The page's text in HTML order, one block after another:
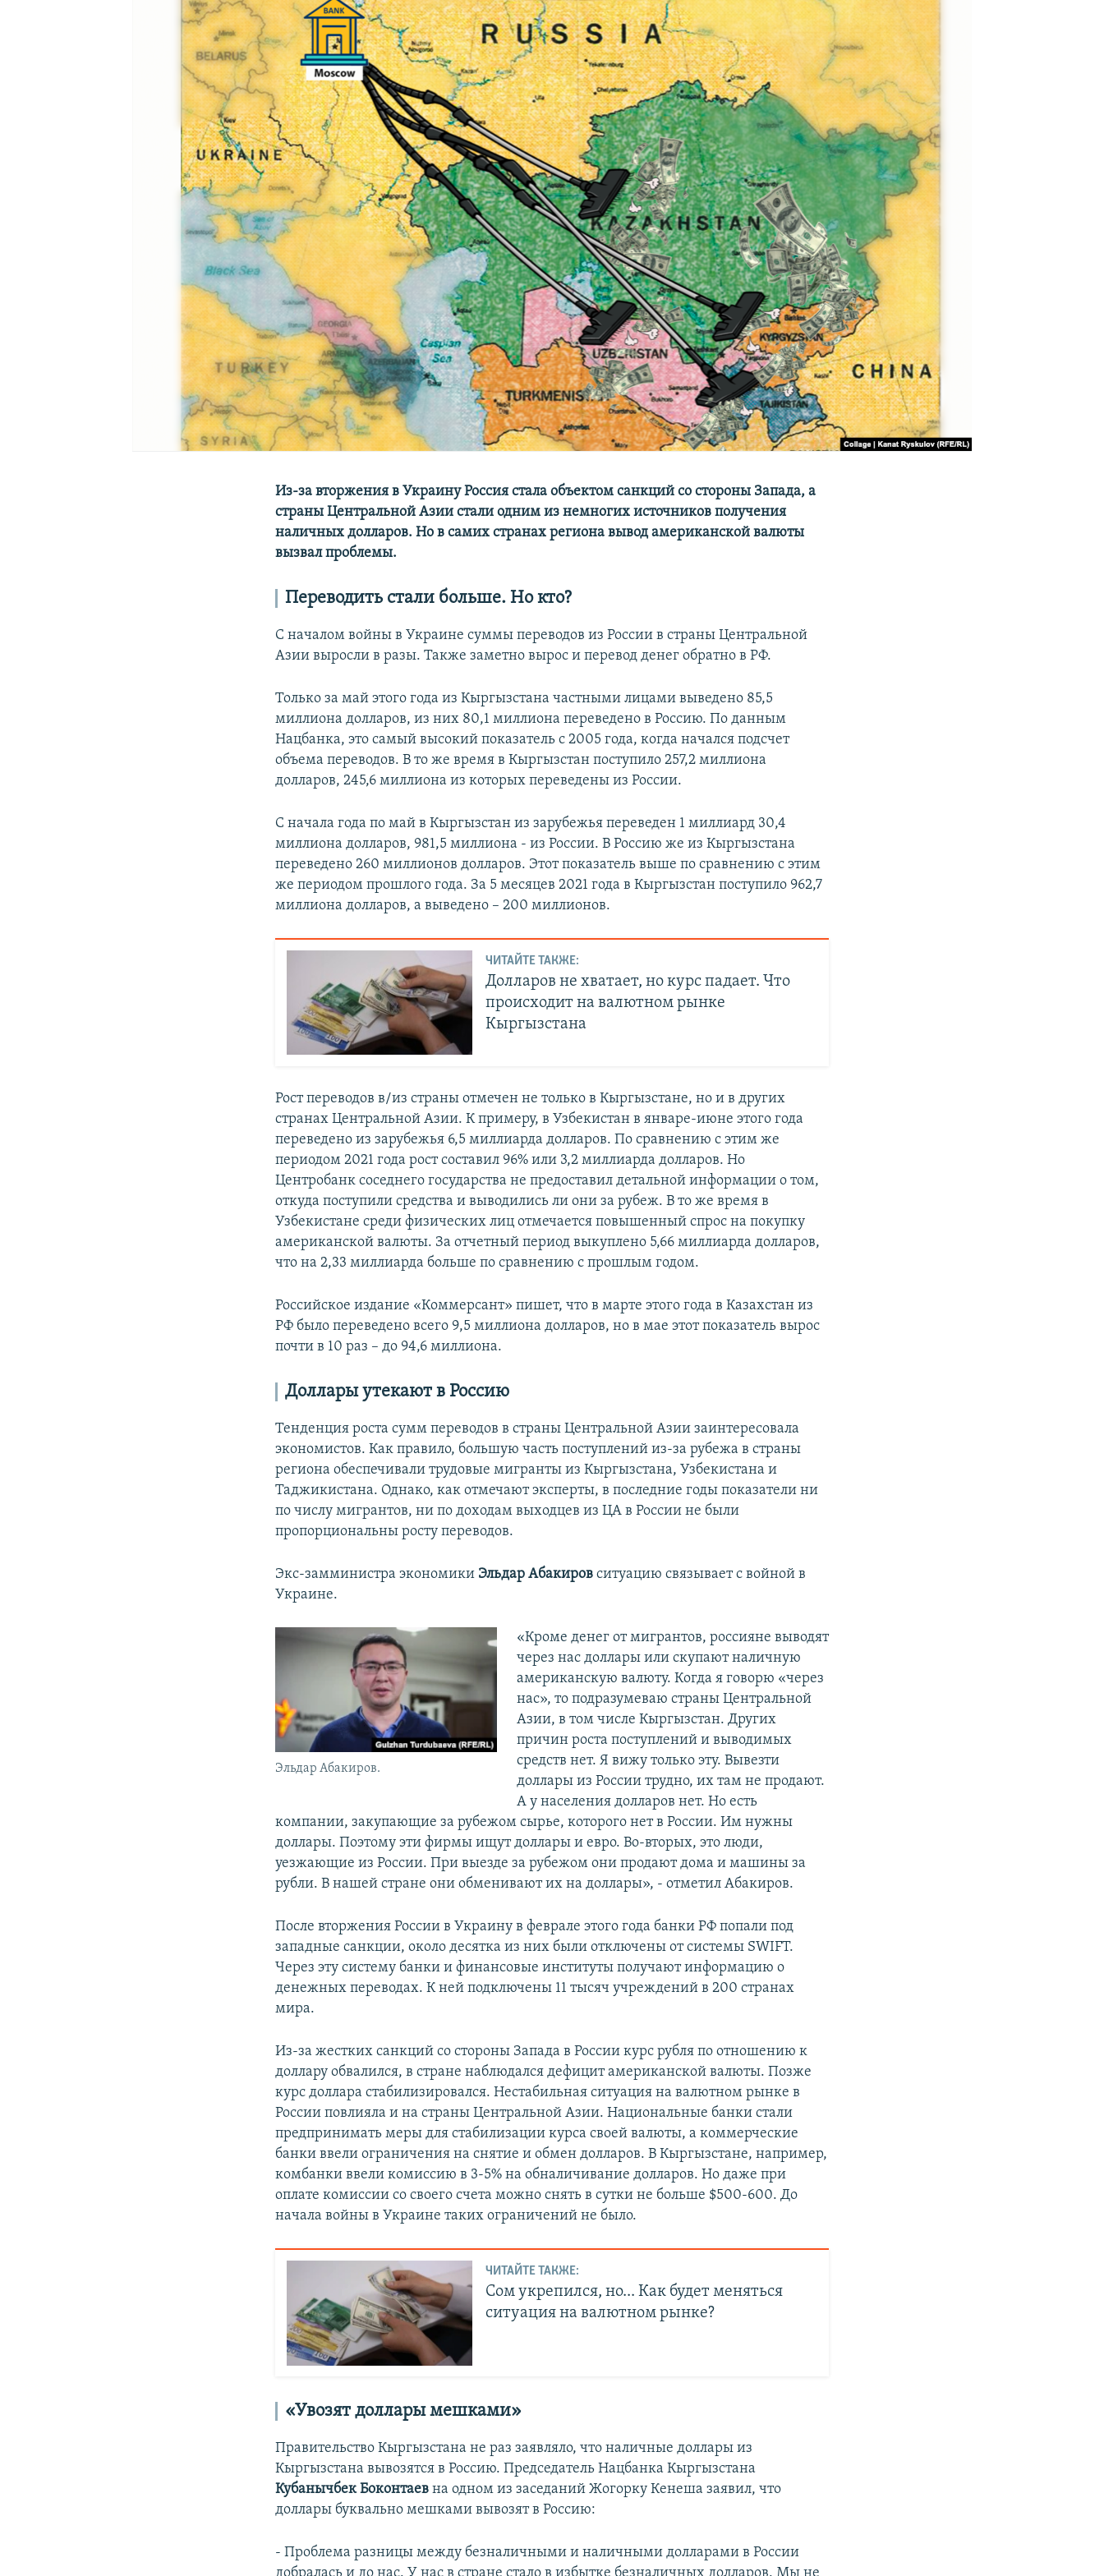
Из-за вторжения в Украину Россия стала объектом санкций со стороны Запада, а
страны Центральной Азии стали одним из немногих источников получения
наличных долларов. Но в самих странах региона вывод американской валюты
вызвал проблемы.
Переводить стали больше. Но кто?
С началом войны в Украине суммы переводов из России в страны Центральной
Азии выросли в разы. Также заметно вырос и перевод денег обратно в РФ.
Только за май этого года из Кыргызстана частными лицами выведено 85,5
миллиона долларов, из них 80,1 миллиона переведено в Россию. По данным
Нацбанка, это самый высокий показатель с 2005 года, когда начался подсчет
объема переводов. В то же время в Кыргызстан поступило 257,2 миллиона
долларов, 245,6 миллиона из которых переведены из России.
С начала года по май в Кыргызстан из зарубежья переведен 1 миллиард 30,4
миллиона долларов, 981,5 миллиона - из России. В Россию же из Кыргызстана
переведено 260 миллионов долларов. Этот показатель выше по сравнению с этим
же периодом прошлого года. За 5 месяцев 2021 года в Кыргызстан поступило 962,7
миллиона долларов, а выведено – 200 миллионов.
ЧИТАЙТЕ ТАКЖЕ:
Долларов не хватает, но курс падает. Что
происходит на валютном рынке
Кыргызстана
Рост переводов в/из страны отмечен не только в Кыргызстане, но и в других
странах Центральной Азии. К примеру, в Узбекистан в январе-июне этого года
переведено из зарубежья 6,5 миллиарда долларов. По сравнению с этим же
периодом 2021 года рост составил 96% или 3,2 миллиарда долларов. Но
Центробанк соседнего государства не предоставил детальной информации о том,
откуда поступили средства и выводились ли они за рубеж. В то же время в
Узбекистане среди физических лиц отмечается повышенный спрос на покупку
американской валюты. За отчетный период выкуплено 5,66 миллиарда долларов,
что на 2,33 миллиарда больше по сравнению с прошлым годом.
Российское издание «Коммерсант» пишет, что в марте этого года в Казахстан из
РФ было переведено всего 9,5 миллиона долларов, но в мае этот показатель вырос
почти в 10 раз – до 94,6 миллиона.
Доллары утекают в Россию
Тенденция роста сумм переводов в страны Центральной Азии заинтересовала
экономистов. Как правило, большую часть поступлений из-за рубежа в страны
региона обеспечивали трудовые мигранты из Кыргызстана, Узбекистана и
Таджикистана. Однако, как отмечают эксперты, в последние годы показатели ни
по числу мигрантов, ни по доходам выходцев из ЦА в России не были
пропорциональны росту переводов.
Экс-замминистра экономики Эльдар Абакиров ситуацию связывает с войной в
Украине.
Эльдар Абакиров.
«Кроме денег от мигрантов, россияне выводят
через нас доллары или скупают наличную
американскую валюту. Когда я говорю «через
нас», то подразумеваю страны Центральной
Азии, в том числе Кыргызстан. Других
причин роста поступлений и выводимых
средств нет. Я вижу только эту. Вывезти
доллары из России трудно, их там не продают.
А у населения долларов нет. Но есть
компании, закупающие за рубежом сырье, которого нет в России. Им нужны
доллары. Поэтому эти фирмы ищут доллары и евро. Во-вторых, это люди,
уезжающие из России. При выезде за рубежом они продают дома и машины за
рубли. В нашей стране они обменивают их на доллары», - отметил Абакиров.
После вторжения России в Украину в феврале этого года банки РФ попали под
западные санкции, около десятка из них были отключены от системы SWIFT.
Через эту систему банки и финансовые институты получают информацию о
денежных переводах. К ней подключены 11 тысяч учреждений в 200 странах
мира.
Из-за жестких санкций со стороны Запада в России курс рубля по отношению к
доллару обвалился, в стране наблюдался дефицит американской валюты. Позже
курс доллара стабилизировался. Нестабильная ситуация на валютном рынке в
России повлияла и на страны Центральной Азии. Национальные банки стали
предпринимать меры для стабилизации курса своей валюты, а коммерческие
банки ввели ограничения на снятие и обмен долларов. В Кыргызстане, например,
комбанки ввели комиссию в 3-5% на обналичивание долларов. Но даже при
оплате комиссии со своего счета можно снять в сутки не больше $500-600. До
начала войны в Украине таких ограничений не было.
ЧИТАЙТЕ ТАКЖЕ:
Сом укрепился, но... Как будет меняться
ситуация на валютном рынке?
«Увозят доллары мешками»
Правительство Кыргызстана не раз заявляло, что наличные доллары из
Кыргызстана вывозятся в Россию. Председатель Нацбанка Кыргызстана
Кубанычбек Боконтаевна одном из заседаний Жогорку Кенеша заявил, что
доллары буквально мешками вывозят в Россию:
- Проблема разницы между безналичными и наличными долларами в России